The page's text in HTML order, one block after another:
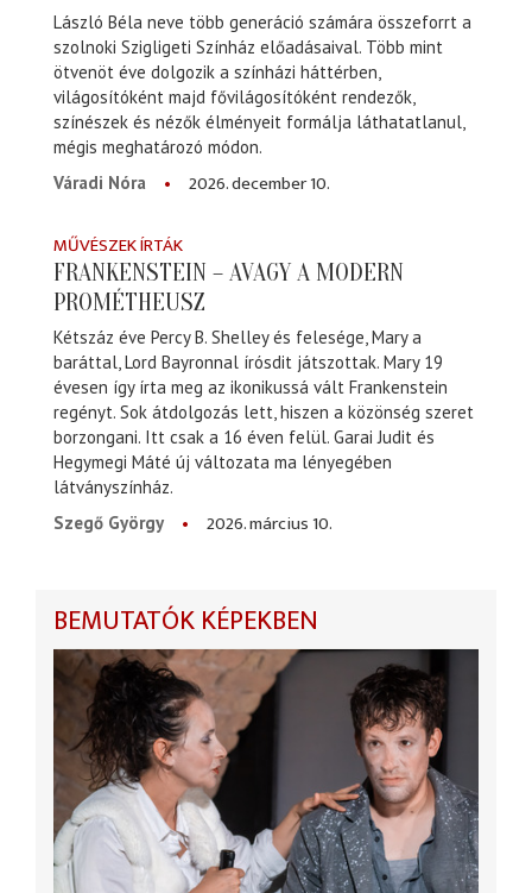
László Béla neve több generáció számára összeforrt a
szolnoki Szigligeti Színház előadásaival. Több mint
ötvenöt éve dolgozik a színházi háttérben,
világosítóként majd fővilágosítóként rendezők,
színészek és nézők élményeit formálja láthatatlanul,
mégis meghatározó módon.
Váradi Nóra
2026. december 10.
MŰVÉSZEK ÍRTÁK
FRANKENSTEIN – AVAGY A MODERN
PROMÉTHEUSZ
Kétszáz éve Percy B. Shelley és felesége, Mary a
baráttal, Lord Bayronnal írósdit játszottak. Mary 19
évesen így írta meg az ikonikussá vált Frankenstein
regényt. Sok átdolgozás lett, hiszen a közönség szeret
borzongani. Itt csak a 16 éven felül. Garai Judit és
Hegymegi Máté új változata ma lényegében
látványszínház.
Szegő György
2026. március 10.
BEMUTATÓK KÉPEKBEN